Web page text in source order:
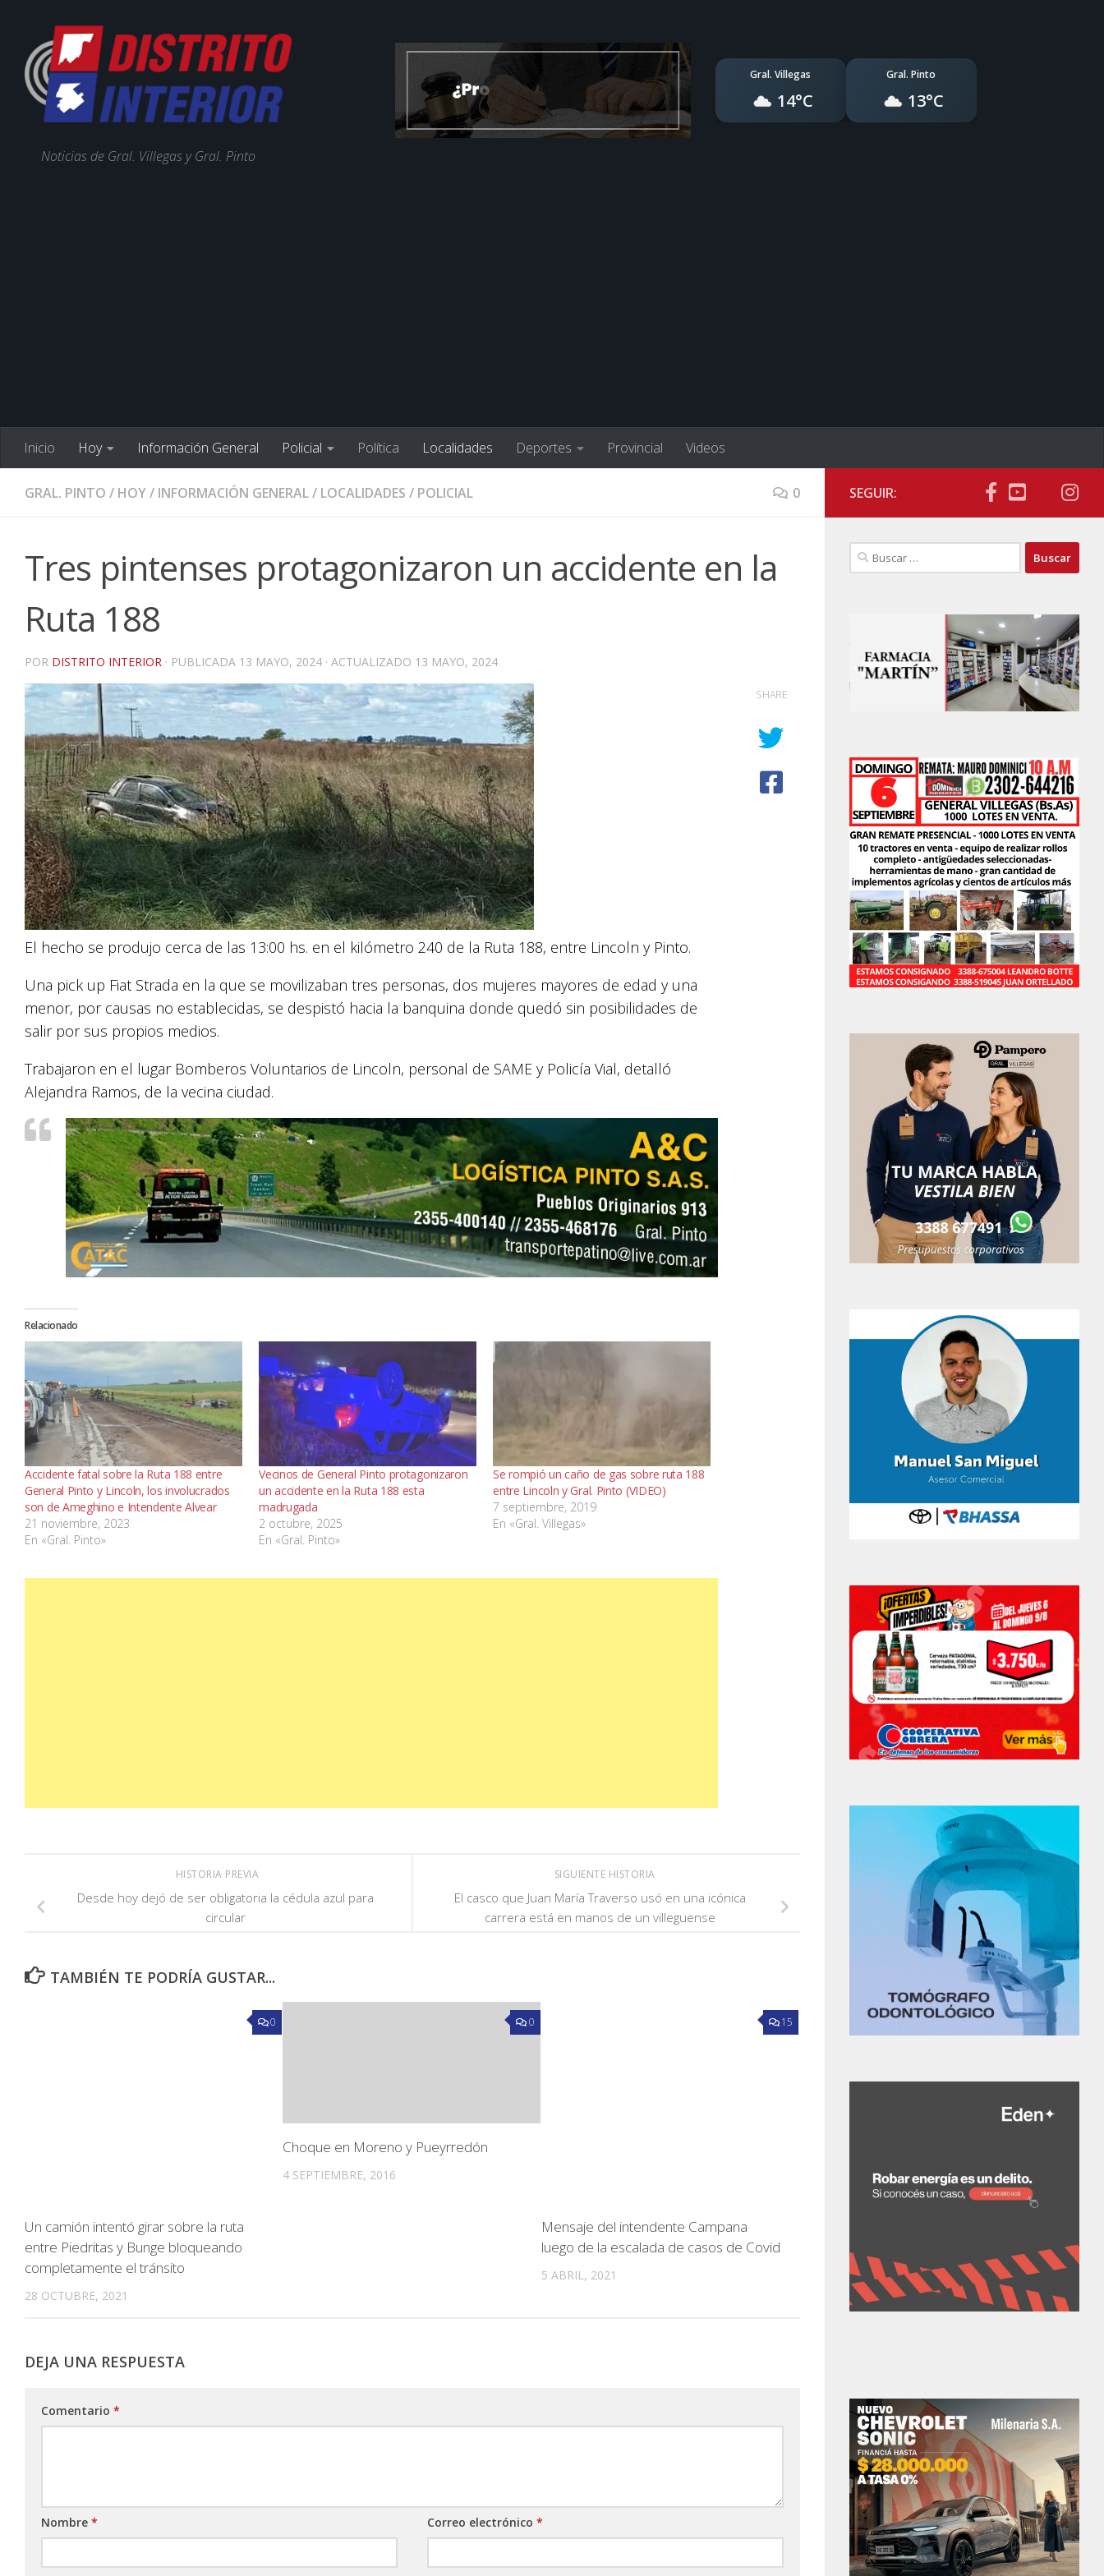
Noticias de Gral. Villegas y Gral. Pinto
Gral. Villegas
14°C
Gral. Pinto
13°C
Inicio Hoy Información General Policial Política Localidades Deportes Provincial Videos
GRAL. PINTO / HOY/ INFORMACIÓN GENERAL/ LOCALIDADES / POLICIAL 0
Tres pintenses protagonizaron un accidente en la
Ruta 188
POR DISTRITO INTERIOR · PUBLICADA 13 MAYO, 2024 · ACTUALIZADO 13 MAYO, 2024
El hecho se produjo cerca de las 13:00 hs. en el kilómetro 240 de la Ruta 188, entre Lincoln y Pinto.
Una pick up Fiat Strada en la que se movilizaban tres personas, dos mujeres mayores de edad y una
menor, por causas no establecidas, se despistó hacia la banquina donde quedó sin posibilidades de
salir por sus propios medios.
Trabajaron en el lugar Bomberos Voluntarios de Lincoln, personal de SAME y Policía Vial, detalló
Alejandra Ramos, de la vecina ciudad.
Relacionado
Accidente fatal sobre la Ruta 188 entre
General Pinto y Lincoln, los involucrados
son de Ameghino e Intendente Alvear
21 noviembre, 2023
En «Gral. Pinto»
Vecinos de General Pinto protagonizaron
un accidente en la Ruta 188 esta
madrugada
2 octubre, 2025
En «Gral. Pinto»
Se rompió un caño de gas sobre ruta 188
entre Lincoln y Gral. Pinto (VIDEO)
7 septiembre, 2019
En «Gral. Villegas»
SHARE
SIGUIENTE HISTORIA
El casco que Juan María Traverso usó en una icónica
carrera está en manos de un villeguense
HISTORIA PREVIA
Desde hoy dejó de ser obligatoria la cédula azul para
circular
TAMBIÉN TE PODRÍA GUSTAR...
0
Un camión intentó girar sobre la ruta
entre Piedritas y Bunge bloqueando
completamente el tránsito
28 OCTUBRE, 2021
0
Choque en Moreno y Pueyrredón
4 SEPTIEMBRE, 2016
15
Mensaje del intendente Campana
luego de la escalada de casos de Covid
5 ABRIL, 2021
DEJA UNA RESPUESTA
Comentario *
Nombre * Correo electrónico*
SEGUIR:
Buscar: